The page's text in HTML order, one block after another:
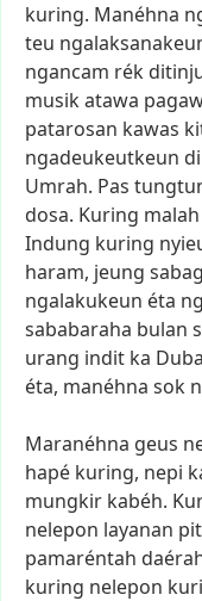
kuring. Manéhna
teu
ngancam rék
musikatawa
patarosan kawas
ngadeukeutkeun
Umrah. Pas
dosa. Kuring malah
Indung kuring
haram, jeung
ngalakukeun éta
sababaraha bulan
urang indit ka
éta, manéhna sok
Maranéhna geus
hapé kuring, nepi
mungkir kabéh.
nelepon layanan
pamaréntah
kuring nelepon